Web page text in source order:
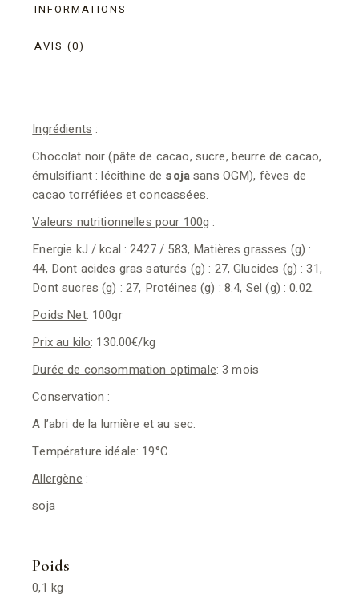
INFORMATIONS
AVIS (0)
Ingrédients :
Chocolat noir (pâte de cacao, sucre, beurre de cacao,
émulsifiant : lécithine de sojasans OGM), fèves de
cacao torréfiées et concassées.
Valeurs nutritionnelles pour 100g :
Energie kJ / kcal : 2427 / 583, Matières grasses (g) :
44, Dont acides gras saturés (g) : 27, Glucides (g) : 31,
Dont sucres (g) : 27, Protéines (g) : 8.4, Sel (g) : 0.02.
Poids Net: 100gr
Prix au kilo: 130.00€/kg
Durée de consommation optimale: 3 mois
Conservation :
A l’abri de la lumière et au sec.
Température idéale: 19°C.
Allergène :
soja
Poids
0,1 kg